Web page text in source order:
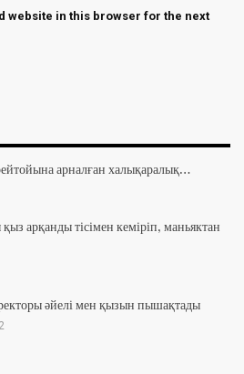
website in this browser for the next
арналған халықаралық…
арқанды тісімен кеміріп, маньяктан
әйелі мен қызын пышақтады